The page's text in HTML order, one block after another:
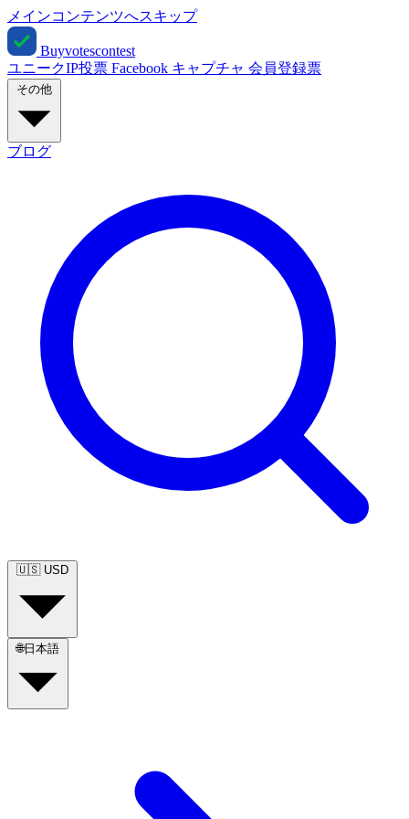
メインコンテンツへスキップ
Buyvotescontest
ユニークIP投票 Facebook キャプチャ 会員登録票
ブログ
🇺🇸 USD
🌐日本語